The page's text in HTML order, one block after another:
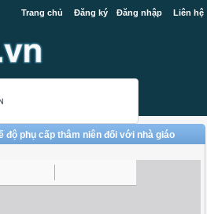
Trang chủ Đăng ký Đăng nhập Liên hệ
độ phụ cấp thâm niên đối với nhà giáo